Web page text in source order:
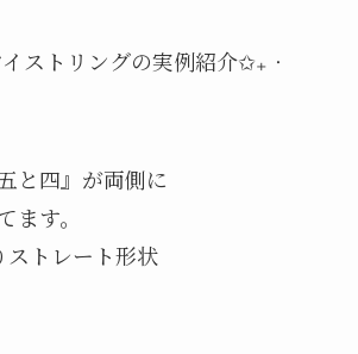
ストリングの実例紹介✩₊‧
と四』が両側に
ます。
ストレート形状